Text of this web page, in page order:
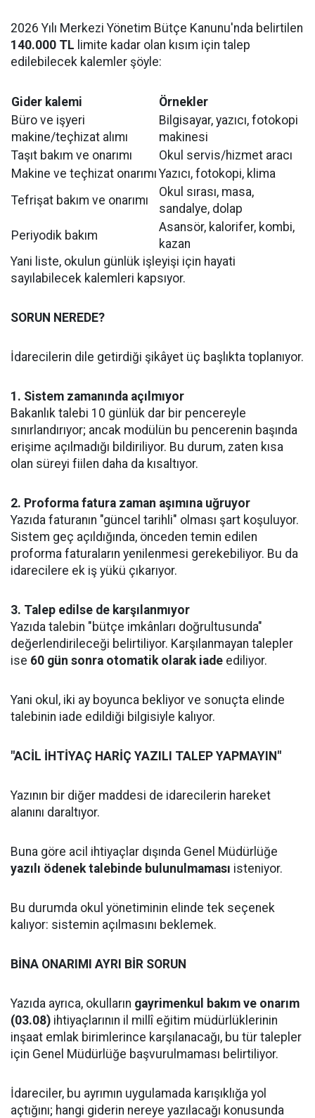
2026 Yılı Merkezi Yönetim Bütçe Kanunu'nda belirtilen
140.000 TL limite kadar olan kısım için talep
edilebilecek kalemler şöyle:
Gider kalemi
Örnekler
Büro ve işyeri
makine/teçhizat alımı
Bilgisayar, yazıcı, fotokopi
makinesi
Taşıt bakım ve onarımı
Okul servis/hizmet aracı
Makine ve teçhizat onarımı Yazıcı, fotokopi, klima
Tefrişat bakım ve onarımı
Okul sırası, masa,
sandalye, dolap
Periyodik bakım
Asansör, kalorifer, kombi,
kazan
Yani liste, okulun günlük işleyişi için hayati
sayılabilecek kalemleri kapsıyor.
SORUN NEREDE?
İdarecilerin dile getirdiği şikâyet üç başlıkta toplanıyor.
1. Sistem zamanında açılmıyor
Bakanlık talebi 10 günlük dar bir pencereyle
sınırlandırıyor; ancak modülün bu pencerenin başında
erişime açılmadığı bildiriliyor. Bu durum, zaten kısa
olan süreyi fiilen daha da kısaltıyor.
2. Proforma fatura zaman aşımına uğruyor
Yazıda faturanın "güncel tarihli" olması şart koşuluyor.
Sistem geç açıldığında, önceden temin edilen
proforma faturaların yenilenmesi gerekebiliyor. Bu da
idarecilere ek iş yükü çıkarıyor.
3. Talep edilse de karşılanmıyor
Yazıda talebin "bütçe imkânları doğrultusunda"
değerlendirileceği belirtiliyor. Karşılanmayan talepler
ise 60 gün sonra otomatik olarak iade ediliyor.
Yani okul, iki ay boyunca bekliyor ve sonuçta elinde
talebinin iade edildiği bilgisiyle kalıyor.
"ACİL İHTİYAÇ HARİÇ YAZILI TALEP YAPMAYIN"
Yazının bir diğer maddesi de idarecilerin hareket
alanını daraltıyor.
Buna göre acil ihtiyaçlar dışında Genel Müdürlüğe
yazılı ödenek talebinde bulunulmaması isteniyor.
Bu durumda okul yönetiminin elinde tek seçenek
kalıyor: sistemin açılmasını beklemek.
BİNA ONARIMI AYRI BİR SORUN
Yazıda ayrıca, okulların gayrimenkul bakım ve onarım
(03.08) ihtiyaçlarının il millî eğitim müdürlüklerinin
inşaat emlak birimlerince karşılanacağı, bu tür talepler
için Genel Müdürlüğe başvurulmaması belirtiliyor.
İdareciler, bu ayrımın uygulamada karışıklığa yol
açtığını; hangi giderin nereye yazılacağı konusunda